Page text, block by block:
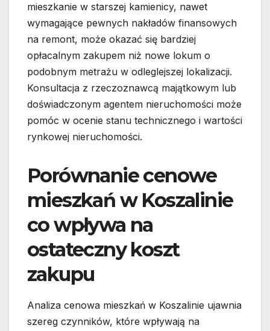
mieszkanie w starszej kamienicy, nawet
wymagające pewnych nakładów finansowych
na remont, może okazać się bardziej
opłacalnym zakupem niż nowe lokum o
podobnym metrażu w odleglejszej lokalizacji.
Konsultacja z rzeczoznawcą majątkowym lub
doświadczonym agentem nieruchomości może
pomóc w ocenie stanu technicznego i wartości
rynkowej nieruchomości.
Porównanie cenowe
mieszkań w Koszalinie
co wpływa na
ostateczny koszt
zakupu
Analiza cenowa mieszkań w Koszalinie ujawnia
szereg czynników, które wpływają na